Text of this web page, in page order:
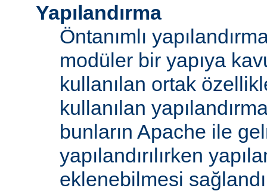
Yapılandırma
Öntanımlı
modüler bir yapıya
kullanılan ortak
kullanılan
bunların Apache ile
yapılandırılırken
eklenebilmesi